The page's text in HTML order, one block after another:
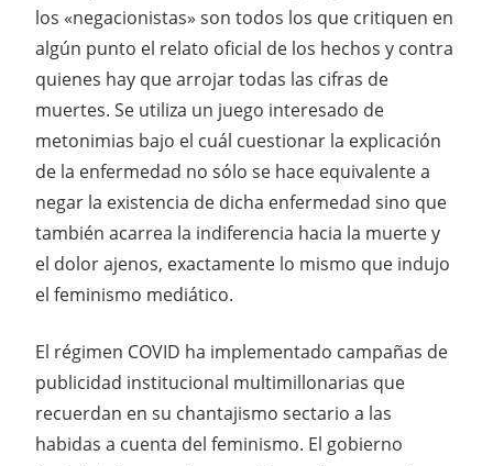
los «negacionistas» son todos los que critiquen en
algún punto el relato oficial de los hechos y contra
quienes hay que arrojar todas las cifras de
muertes. Se utiliza un juego interesado de
metonimias bajo el cuál cuestionar la explicación
de la enfermedad no sólo se hace equivalente a
negar la existencia de dicha enfermedad sino que
también acarrea la indiferencia hacia la muerte y
el dolor ajenos, exactamente lo mismo que indujo
el feminismo mediático.
El régimen COVID ha implementado campañas de
publicidad institucional multimillonarias que
recuerdan en su chantajismo sectario a las
habidas a cuenta del feminismo. El gobierno